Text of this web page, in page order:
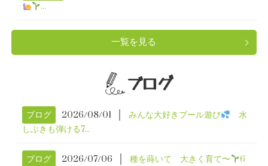
...
一覧を見る
ブログ
ブログ 2026/08/01 みんな大好きプール遊び
水
しぶきも弾ける7...
ブログ 2026/07/06 種を蒔いて 大きく育て〜
6